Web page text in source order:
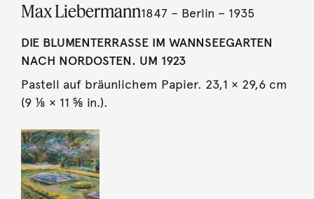
Max Liebermann1847 – Berlin – 1935
DIE BLUMENTERRASSE IM WANNSEEGARTEN
NACH NORDOSTEN. UM 1923
Pastell auf bräunlichem Papier. 23,1 × 29,6 cm
(9 ⅛ × 11 ⅝ in.).